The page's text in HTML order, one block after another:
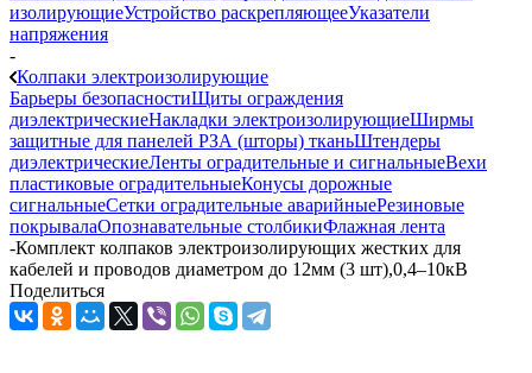
изолирующиеУстройство раскрепляющееУказатели
напряжения
-
Колпаки электроизолирующие
Барьеры безопасностиЩиты ограждения
диэлектрическиеНакладки электроизолирующиеШирмы
защитные для панелей РЗА (шторы) тканьШтендеры
диэлектрическиеЛенты оградительные и сигнальныеВехи
пластиковые оградительныеКонусы дорожные
сигнальныеСетки оградительные аварийныеРезиновые
покрывалаОпознавательные столбикиФлажная лента
-Комплект колпаков электроизолирующих жестких для
кабелей и проводов диаметром до 12мм (3 шт),0,4–10кВ
Поделиться